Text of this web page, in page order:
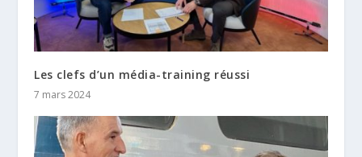
Les clefs d’un média-training réussi
7 mars 2024